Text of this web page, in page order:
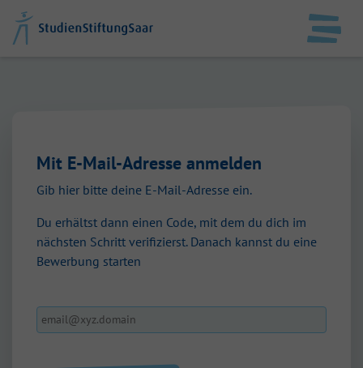
Datenschutz
Anmelden
Mit E-Mail-Adresse anmelden
Gib hier bitte deine E-Mail-Adresse ein.
Du erhältst dann einen Code, mit dem du dich im
nächsten Schritt verifizierst. Danach kannst du eine
Bewerbung starten